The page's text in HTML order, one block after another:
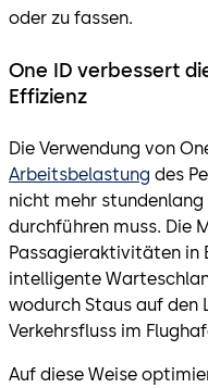
oder zu fassen.
One ID verbessert
Effizienz
Die Verwendung von
Arbeitsbelastung des
nicht mehr
durchführen muss. Die
Passagieraktivitäten in
intelligente
wodurch Staus auf den
Verkehrsfluss im
Auf diese Weise